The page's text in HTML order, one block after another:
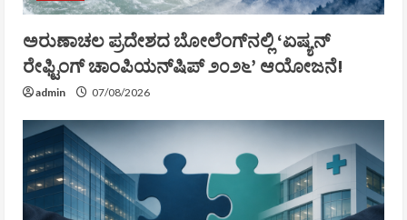
ಅರುಣಾಚಲ ಪ್ರದೇಶದ ಬೋಲೆಂಗ್‌ನಲ್ಲಿ ‘ಏಷ್ಯನ್
ರೇಫ್ಟಿಂಗ್ ಚಾಂಪಿಯನ್‌ಷಿಪ್ ೨೦೨೬’ ಆಯೋಜನೆ!
admin 07/08/2026